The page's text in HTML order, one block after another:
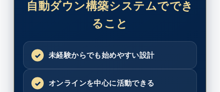
自動ダウン構築システムででき
ること
未経験からでも始めやすい設計
オンラインを中心に活動できる